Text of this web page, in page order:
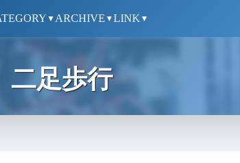
▼ ARCHIVE ▼LINK ▼
二足歩行